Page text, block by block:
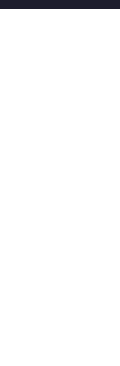
Marketing